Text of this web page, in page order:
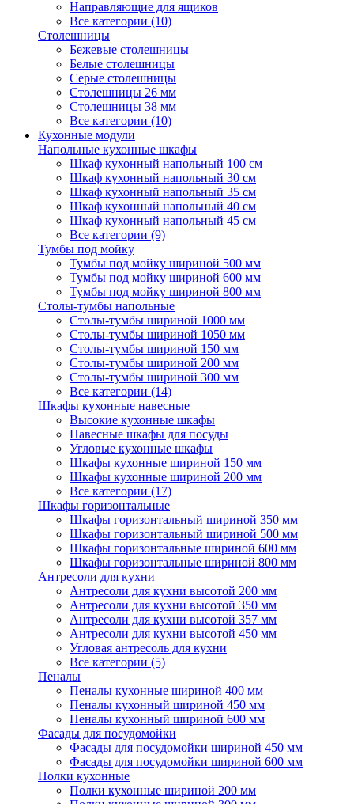
Направляющие для ящиков
Все категории (10)
Столешницы
Бежевые столешницы
Белые столешницы
Серые столешницы
Столешницы 26 мм
Столешницы 38 мм
Все категории (10)
Кухонные модули
Напольные кухонные шкафы
Шкаф кухонный напольный 100 см
Шкаф кухонный напольный 30 см
Шкаф кухонный напольный 35 см
Шкаф кухонный напольный 40 см
Шкаф кухонный напольный 45 см
Все категории (9)
Тумбы под мойку
Тумбы под мойку шириной 500 мм
Тумбы под мойку шириной 600 мм
Тумбы под мойку шириной 800 мм
Столы-тумбы напольные
Столы-тумбы шириной 1000 мм
Столы-тумбы шириной 1050 мм
Столы-тумбы шириной 150 мм
Столы-тумбы шириной 200 мм
Столы-тумбы шириной 300 мм
Все категории (14)
Шкафы кухонные навесные
Высокие кухонные шкафы
Навесные шкафы для посуды
Угловые кухонные шкафы
Шкафы кухонные шириной 150 мм
Шкафы кухонные шириной 200 мм
Все категории (17)
Шкафы горизонтальные
Шкафы горизонтальный шириной 350 мм
Шкафы горизонтальный шириной 500 мм
Шкафы горизонтальные шириной 600 мм
Шкафы горизонтальные шириной 800 мм
Антресоли для кухни
Антресоли для кухни высотой 200 мм
Антресоли для кухни высотой 350 мм
Антресоли для кухни высотой 357 мм
Антресоли для кухни высотой 450 мм
Угловая антресоль для кухни
Все категории (5)
Пеналы
Пеналы кухонные шириной 400 мм
Пеналы кухонный шириной 450 мм
Пеналы кухонный шириной 600 мм
Фасады для посудомойки
Фасады для посудомойки шириной 450 мм
Фасады для посудомойки шириной 600 мм
Полки кухонные
Полки кухонные шириной 200 мм